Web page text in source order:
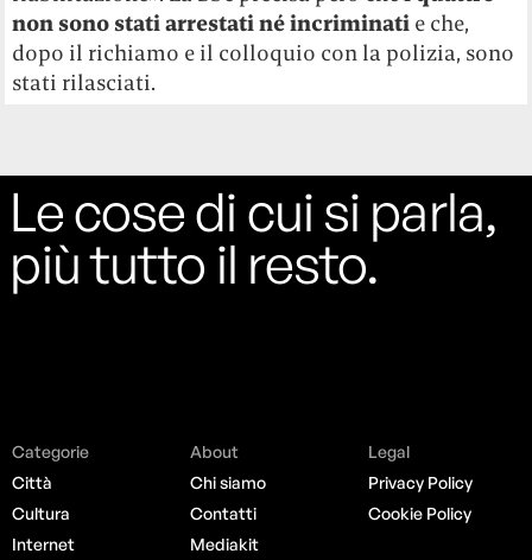
non sono stati arrestati né incriminati e che,
dopo il richiamo e il colloquio con la polizia, sono
stati rilasciati.
Le cose di cui si parla,
più tutto il resto.
Categorie
Città
Cultura
Internet
About
Chi siamo
Contatti
Mediakit
Legal
Privacy Policy
Cookie Policy